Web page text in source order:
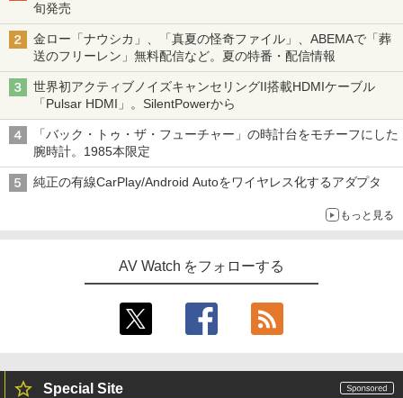
旬発売
金ロー「ナウシカ」、「真夏の怪奇ファイル」、ABEMAで「葬
送のフリーレン」無料配信など。夏の特番・配信情報
世界初アクティブノイズキャンセリングII搭載HDMIケーブル
「Pulsar HDMI」。SilentPowerから
「バック・トゥ・ザ・フューチャー」の時計台をモチーフにした
腕時計。1985本限定
純正の有線CarPlay/Android Autoをワイヤレス化するアダプタ
もっと見る
AV Watch をフォローする
Special Site